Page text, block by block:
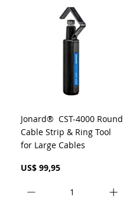
Visualização rápida
Jonard® CST-4000 Round
Cable Strip & Ring Tool
for Large Cables
Preço
US$ 99,95